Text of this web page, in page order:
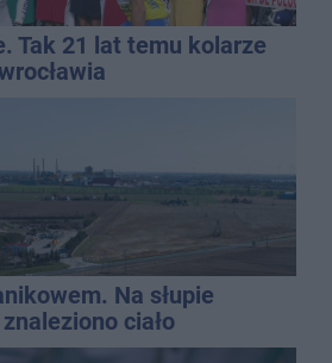
Tak 21 lat temu kolarze
Na słupie
ciało